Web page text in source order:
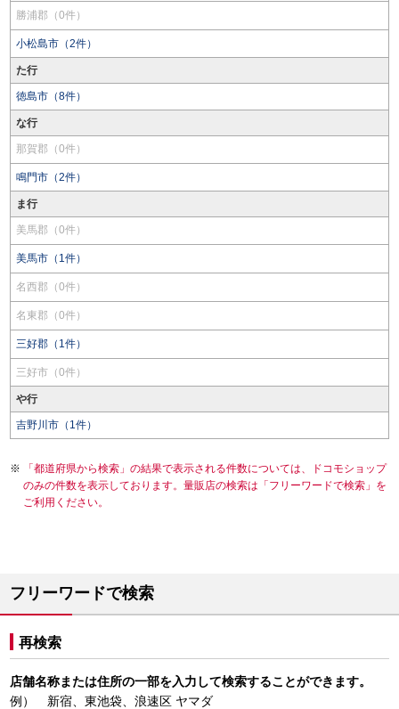
勝浦郡（0件）
小松島市（2件）
た行
徳島市（8件）
な行
那賀郡（0件）
鳴門市（2件）
ま行
美馬郡（0件）
美馬市（1件）
名西郡（0件）
名東郡（0件）
三好郡（1件）
三好市（0件）
や行
吉野川市（1件）
「都道府県から検索」の結果で表示される件数については、ドコモショップ
のみの件数を表示しております。量販店の検索は「フリーワードで検索」を
ご利用ください。
フリーワードで検索
再検索
店舗名称または住所の一部を入力して検索することができます。
例） 新宿、東池袋、浪速区 ヤマダ